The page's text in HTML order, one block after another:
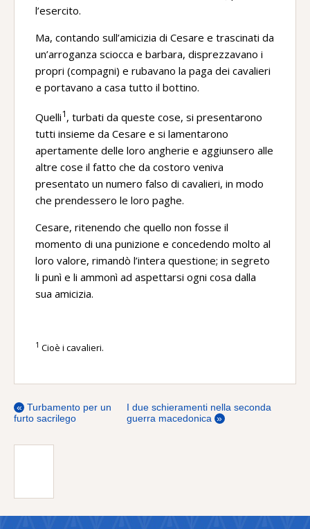
l’esercito.
Ma, contando sull’amicizia di Cesare e trascinati da
un’arroganza sciocca e barbara, disprezzavano i
propri (compagni) e rubavano la paga dei cavalieri
e portavano a casa tutto il bottino.
Quelli1, turbati da queste cose, si presentarono
tutti insieme da Cesare e si lamentarono
apertamente delle loro angherie e aggiunsero alle
altre cose il fatto che da costoro veniva
presentato un numero falso di cavalieri, in modo
che prendessero le loro paghe.
Cesare, ritenendo che quello non fosse il
momento di una punizione e concedendo molto al
loro valore, rimandò l’intera questione; in segreto
li punì e li ammonì ad aspettarsi ogni cosa dalla
sua amicizia.
1 Cioè i cavalieri.
« Turbamento per un
furto sacrilego
I due schieramenti nella seconda
guerra macedonica »